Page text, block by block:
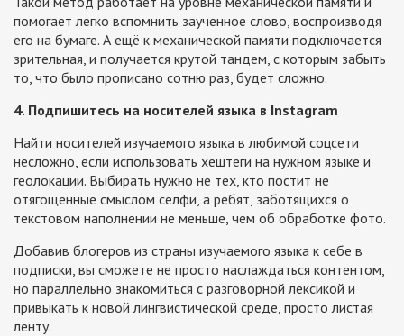
помогает легко вспомнить заученное слово, воспроизводя
его на бумаге. А ещё к механической памяти подключается
зрительная, и получается крутой тандем, с которым забыть
то, что было прописано сотню раз, будет сложно.
4. Подпишитесь на носителей языка в Instagram
Найти носителей изучаемого языка в любимой соцсети
несложно, если использовать хештеги на нужном языке и
геолокации. Выбирать нужно не тех, кто постит не
отягощённые смыслом селфи, а ребят, заботящихся о
текстовом наполнении не меньше, чем об обработке фото.
Добавив блогеров из страны изучаемого языка к себе в
подписки, вы сможете не просто наслаждаться контентом,
но параллельно знакомиться с разговорной лексикой и
привыкать к новой лингвистической среде, просто листая
ленту.